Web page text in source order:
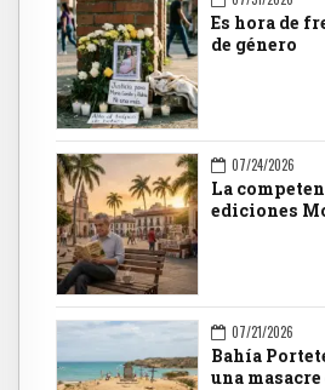
Es hora de
de género
07/24/2026
La
ediciones
07/21/2026
Bahía
una